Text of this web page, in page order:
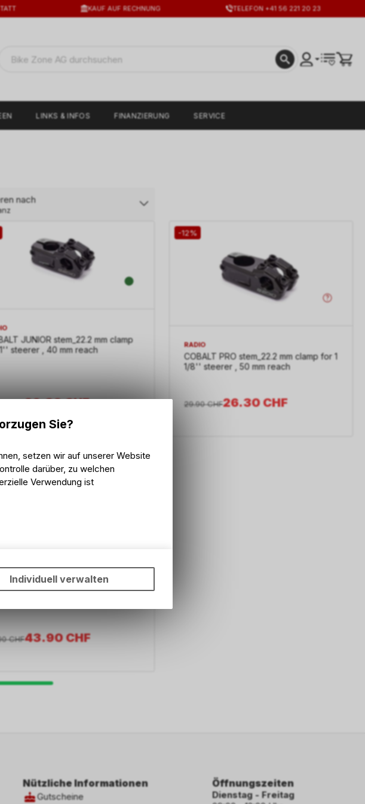
KAUF AUF RECHNUNG TELEFON +41 56 221 20 23
LINKS & INFOS FINANZIERUNG SERVICE
nach
JUNIOR stem_22.2 mm clamp
steerer , 40 mm reach
26.30CHF
-12%
RADIO
COBALT PRO stem_22.2 mm clamp for 1
1/8'' steerer , 50 mm reach
26.30CHF
29.90 CHF
stem/25.4mm 50mm reach,
43.90CHF
CHF
Nützliche Informationen
Gutscheine
Öffnungszeiten
Dienstag - Freitag
Sie?
setzen wir auf unserer Website
darüber, zu welchen
Verwendung ist
unseres Online-Angebots,
Bitte beachten Sie,
Individuell verwalten